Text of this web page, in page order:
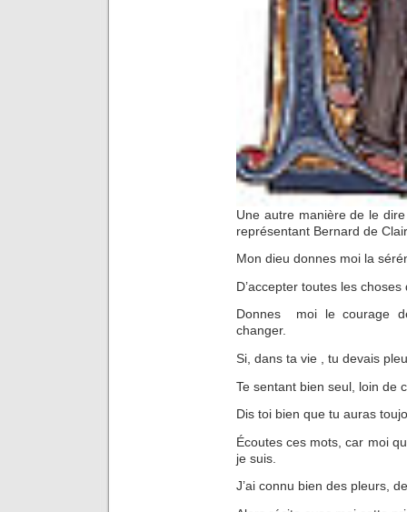
Une autre manière de le
représentant Bernard de
Mon dieu donnes moi la
D’accepter toutes les
Donnes moi le courage
changer.
Si, dans ta vie , tu devais
Te sentant bien seul, loin de
Dis toi bien que tu auras
Écoutes ces mots, car moi
je suis.
J’ai connu bien des pleurs,